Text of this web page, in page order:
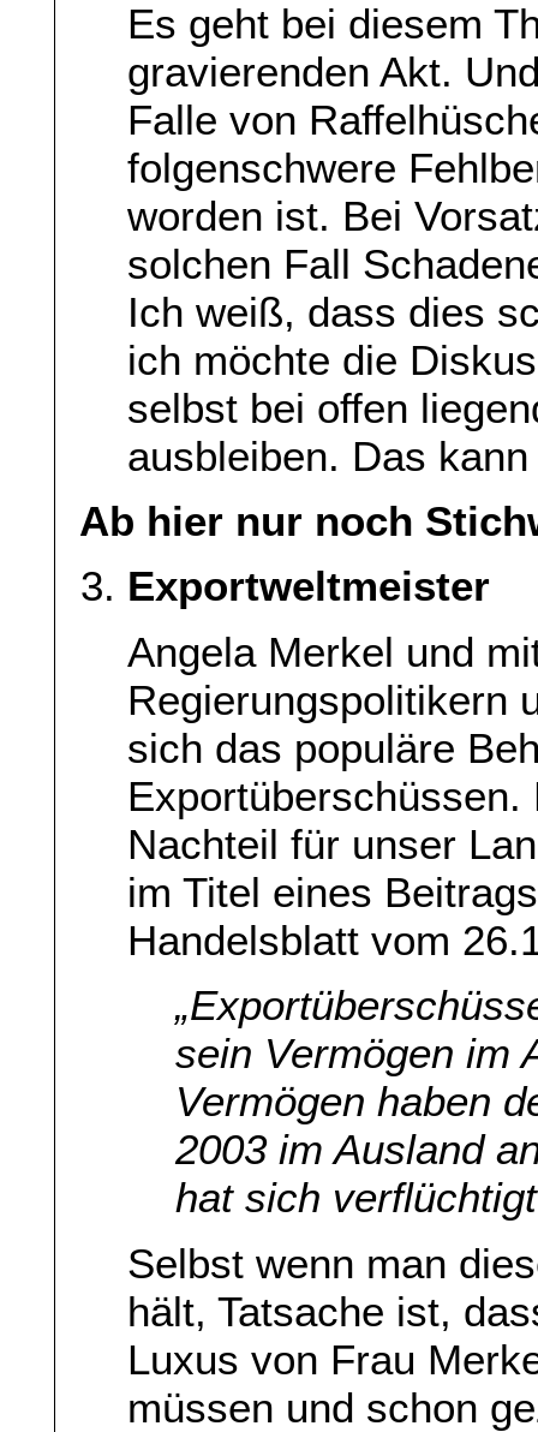
Es geht bei diesem
gravierenden Akt.
Falle von
folgenschwere
worden ist. Bei
solchen Fall
Ich weiß, dass dies
ich möchte die
selbst bei offen
ausbleiben. Das
Ab hier nur noch
Exportweltmeister
Angela Merkel und
Regierungspolitikern
sich das populäre
Nachteil für unser
im Titel eines
Handelsblatt vom
sein Vermögen im
Vermögen haben
2003 im Ausland
hat sich
Selbst wenn man
hält, Tatsache ist,
Luxus von Frau
müssen und schon